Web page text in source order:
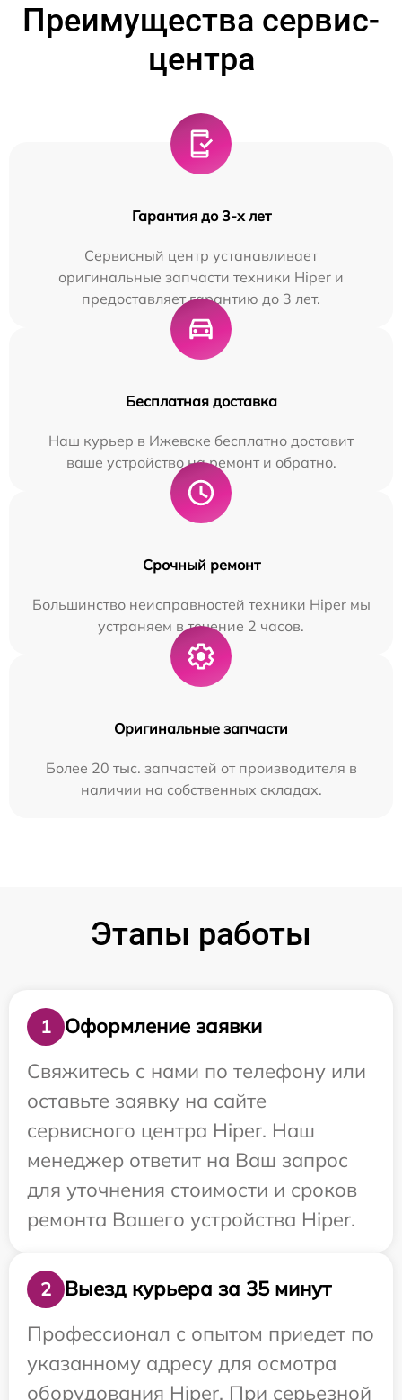
Преимущества сервис-
центра
Гарантия до 3-х лет
Сервисный центр устанавливает
оригинальные запчасти техники Hiper и
предоставляет гарантию до 3 лет.
Бесплатная доставка
Наш курьер в Ижевске бесплатно доставит
ваше устройство на ремонт и обратно.
Срочный ремонт
Большинство неисправностей техники Hiper мы
устраняем в течение 2 часов.
Оригинальные запчасти
Более 20 тыс. запчастей от производителя в
наличии на собственных складах.
Этапы работы
1
Оформление заявки
Свяжитесь с нами по телефону или
оставьте заявку на сайте
сервисного центра Hiper. Наш
менеджер ответит на Ваш запрос
для уточнения стоимости и сроков
ремонта Вашего устройства Hiper.
2
Выезд курьера за 35 минут
Профессионал с опытом приедет по
указанному адресу для осмотра
оборудования Hiper. При серьезной